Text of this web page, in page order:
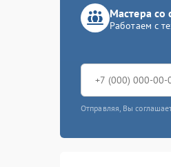
Мастера со
Работаем с
Отправляя, Вы